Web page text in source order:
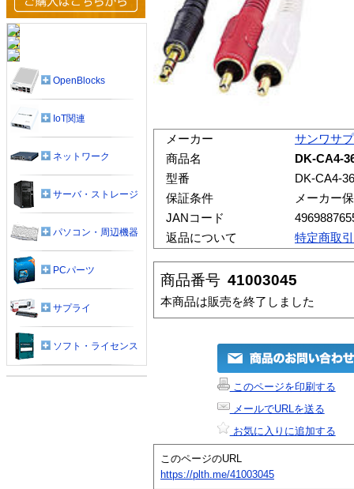
メーカー
サンワサ
商品名
DK-CA4-
型番
DK-CA4-36
保証条件
メーカー
JANコード
返品について
特定商取
商品番号 41003045
本商品は販売を終了しました
このページを印刷する
メールでURLを送る
お気に入りに追加する
このページのURL
https://plth.me/41003045
OpenBlocks
IoT関連
ネットワーク
サーバ・ストレージ
パソコン・周辺機器
PCパーツ
サプライ
ソフト・ライセンス